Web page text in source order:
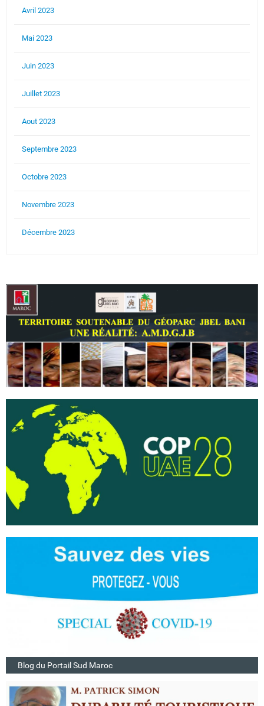
Avril 2023
Mai 2023
Juin 2023
Juillet 2023
Aout 2023
Septembre 2023
Octobre 2023
Novembre 2023
Décembre 2023
Blog du Portail Sud Maroc